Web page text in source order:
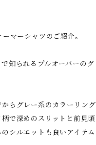
マーシャツのご紹介。
知られるプルオーバーのグ
らグレー系のカラーリング
で深めのスリットと前見頃
シルエットも良いアイテム